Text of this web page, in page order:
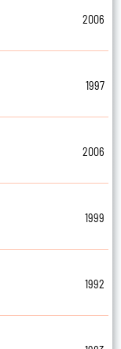
2006
1997
2006
1999
1992